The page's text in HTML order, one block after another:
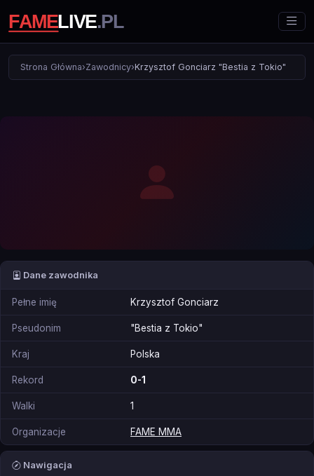
Strona Główna›Zawodnicy›Krzysztof Gonciarz "Bestia z Tokio"
Dane zawodnika
Pełne imię Krzysztof Gonciarz
Pseudonim "Bestia z Tokio"
Kraj Polska
Rekord 0-1
Walki 1
Organizacje FAME MMA
Nawigacja